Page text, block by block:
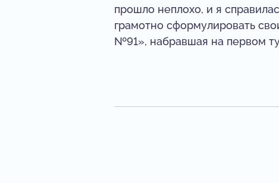
прошло неплохо, и я
грамотно сформулировать
№91», набравшая на первом